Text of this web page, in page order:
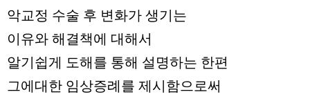
악교정 수술 후 변화가 생기는
이유와 해결책에 대해서
알기쉽게 도해를 통해 설명하는 한편
그에대한 임상증례를 제시함으로써